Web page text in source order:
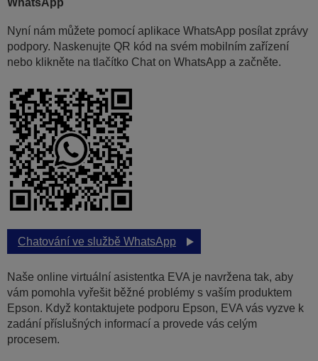
WhatsApp
Nyní nám můžete pomocí aplikace WhatsApp posílat zprávy
podpory. Naskenujte QR kód na svém mobilním zařízení
nebo klikněte na tlačítko Chat on WhatsApp a začněte.
Chatování ve službě WhatsApp
Naše online virtuální asistentka EVA je navržena tak, aby
vám pomohla vyřešit běžné problémy s vaším produktem
Epson. Když kontaktujete podporu Epson, EVA vás vyzve k
zadání příslušných informací a provede vás celým
procesem.